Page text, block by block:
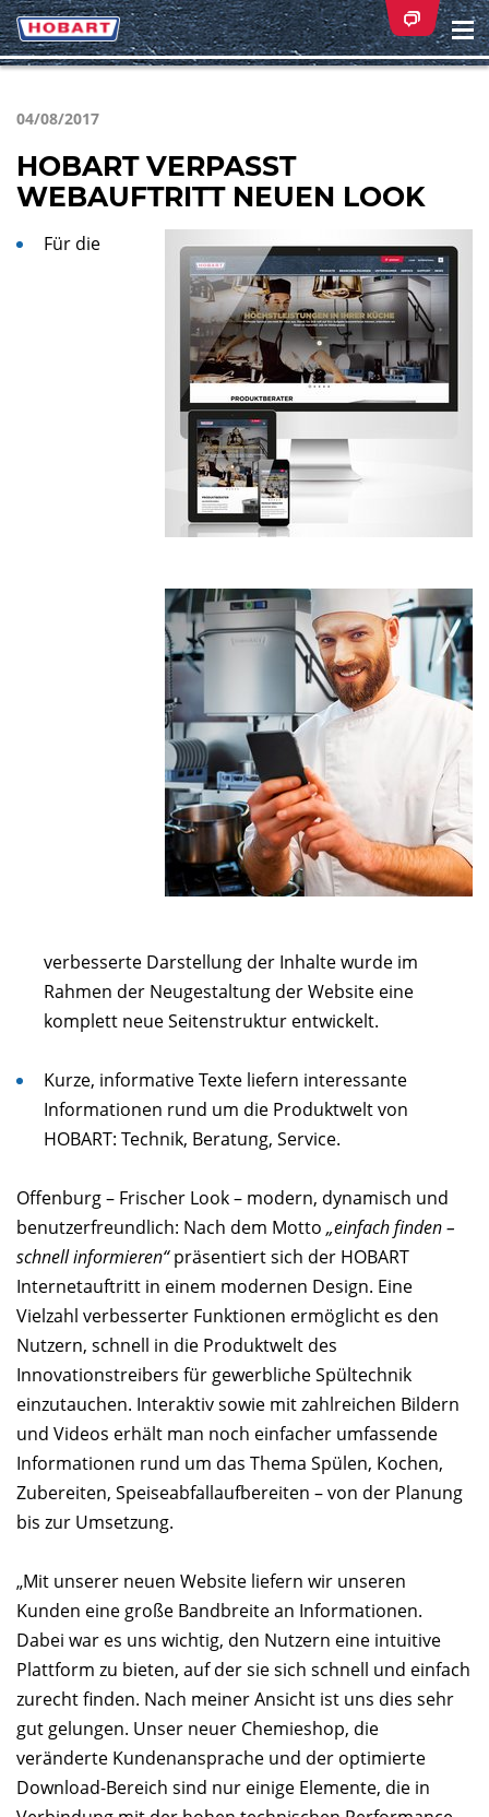
04/08/2017
HOBART VERPASST
WEBAUFTRITT NEUEN LOOK
Für die
verbesserte Darstellung der Inhalte wurde im
Rahmen der Neugestaltung der Website eine
komplett neue Seitenstruktur entwickelt.
Kurze, informative Texte liefern interessante
Informationen rund um die Produktwelt von
HOBART: Technik, Beratung, Service.
Offenburg – Frischer Look – modern, dynamisch und
benutzerfreundlich: Nach dem Motto „einfach finden –
schnell informieren“präsentiert sich der HOBART
Internetauftritt in einem modernen Design. Eine
Vielzahl verbesserter Funktionen ermöglicht es den
Nutzern, schnell in die Produktwelt des
Innovationstreibers für gewerbliche Spültechnik
einzutauchen. Interaktiv sowie mit zahlreichen Bildern
und Videos erhält man noch einfacher umfassende
Informationen rund um das Thema Spülen, Kochen,
Zubereiten, Speiseabfallaufbereiten – von der Planung
bis zur Umsetzung.
„Mit unserer neuen Website liefern wir unseren
Kunden eine große Bandbreite an Informationen.
Dabei war es uns wichtig, den Nutzern eine intuitive
Plattform zu bieten, auf der sie sich schnell und einfach
zurecht finden. Nach meiner Ansicht ist uns dies sehr
gut gelungen. Unser neuer Chemieshop, die
veränderte Kundenansprache und der optimierte
Download-Bereich sind nur einige Elemente, die in